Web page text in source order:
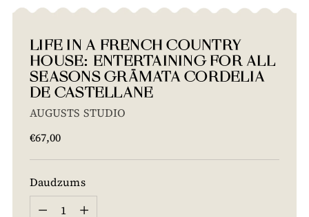
LIFE IN A FRENCH COUNTRY
HOUSE: ENTERTAINING FOR ALL
SEASONS GRĀMATA CORDELIA
DE CASTELLANE
AUGUSTS STUDIO
Cena
€67,00
Daudzums
Daudzums